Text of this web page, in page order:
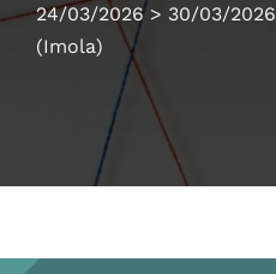
24/03/2026 > 30/03/2026
(Imola)